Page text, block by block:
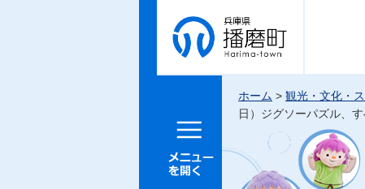
兵庫県 播
磨町
メニュー
ホーム > 観光・文化・
日）ジグソーパズル、